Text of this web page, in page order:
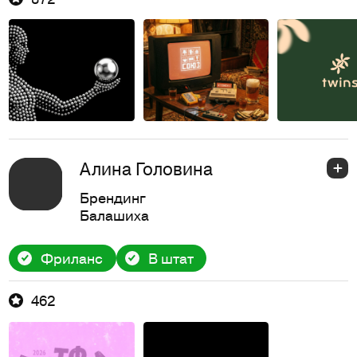
Алина Головина
Брендинг
Балашиха
Фриланс В штат
462